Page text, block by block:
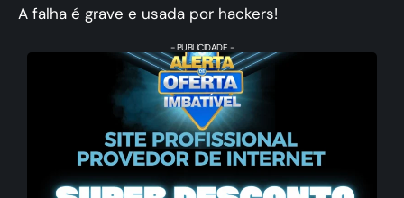
A falha é grave e usada por hackers!
- PUBLICIDADE -